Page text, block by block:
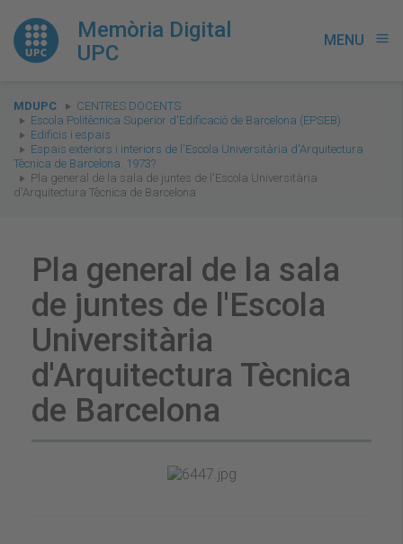
Memòria Digital
UPC
MENU menu
You
are
here:
MDUPC
CENTRES DOCENTS
Escola Politècnica Superior d'Edificació de Barcelona (EPSEB)
Edificis i espais
Espais exteriors i interiors de l'Escola Universitària d'Arquitectura
Tècnica de Barcelona. 1973?
Pla general de la sala de juntes de l'Escola Universitària
d'Arquitectura Tècnica de Barcelona
Pla general de la sala
de juntes de l'Escola
Universitària
d'Arquitectura Tècnica
de Barcelona